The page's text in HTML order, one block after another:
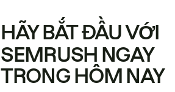
HÃY BẮT ĐẦU VỚI
SEMRUSH NGAY
TRONG HÔM NAY